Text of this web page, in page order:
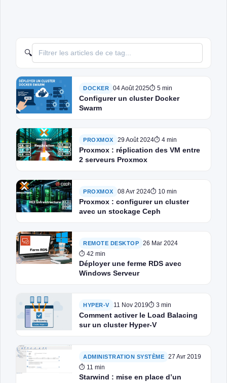
🔍
DOCKER 04 Août 2025⏱ 5 min
Configurer un cluster Docker
Swarm
PROXMOX 29 Août 2024⏱ 4 min
Proxmox : réplication des VM entre
2 serveurs Proxmox
PROXMOX 08 Avr 2024⏱ 10 min
Proxmox : configurer un cluster
avec un stockage Ceph
REMOTE DESKTOP
26 Mar 2024
⏱ 42 min
Déployer une ferme RDS avec
Windows Serveur
HYPER-V 11 Nov 2019⏱ 3 min
Comment activer le Load Balacing
sur un cluster Hyper-V
ADMINISTRATION SYSTÈME
27 Avr 2019
⏱ 11 min
Starwind : mise en place d’un